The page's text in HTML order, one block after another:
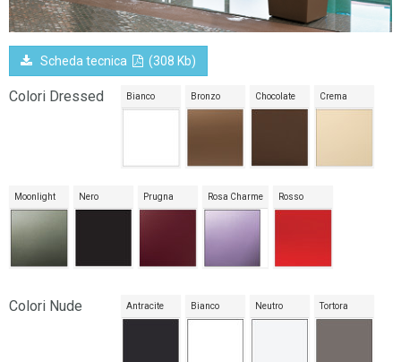
Scheda tecnica (308 Kb)
Colori Dressed Bianco Bronzo Chocolate Crema
Moonlight Nero Prugna Rosa Charme Rosso
Colori Nude Antracite Bianco Neutro Tortora